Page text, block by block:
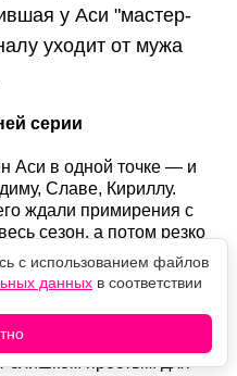
у Аси "мастер-
уходит от мужа
серии
Аси в одной точке — и
Славе, Кириллу.
ждали примирения с
сезон, а потом резко
самой Аси. К финалу
во времена её юности
её "понесло".
слишком простым для
с использованием файлов
данных в соответствии